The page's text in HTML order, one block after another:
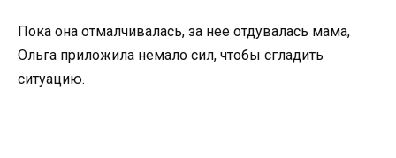
Пока она отмалчивалась, за нее отдувалась мама,
Ольга приложила немало сил, чтобы сгладить
ситуацию.